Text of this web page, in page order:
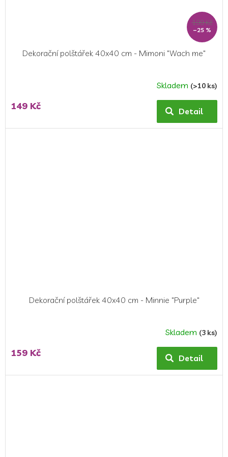
199 Kč
–25 %
Dekorační polštářek 40x40 cm - Mimoni "Wach me"
Skladem (>10 ks)
149 Kč Detail
Dekorační polštářek 40x40 cm - Minnie "Purple"
Skladem (3 ks)
159 Kč Detail